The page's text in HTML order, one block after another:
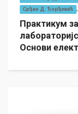
Срђан Д. Ђорђевић ,
Практикум
Основи